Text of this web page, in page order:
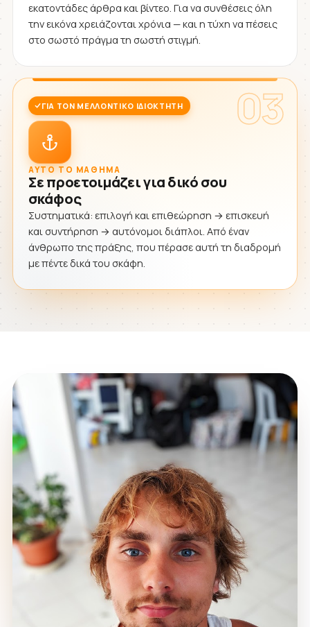
εκατοντάδες άρθρα και βίντεο. Για να συνθέσεις όλη
την εικόνα χρειάζονται χρόνια — και η τύχη να πέσεις
στο σωστό πράγμα τη σωστή στιγμή.
03
ΓΙΑ ΤΟΝ ΜΕΛΛΟΝΤΙΚΌ ΙΔΙΟΚΤΉΤΗ
ΑΥΤΌ ΤΟ ΜΆΘΗΜΑ
Σε προετοιμάζει για δικό σου
σκάφος
Συστηματικά: επιλογή και επιθεώρηση → επισκευή
και συντήρηση → αυτόνομοι διάπλοι. Από έναν
άνθρωπο της πράξης, που πέρασε αυτή τη διαδρομή
με πέντε δικά του σκάφη.